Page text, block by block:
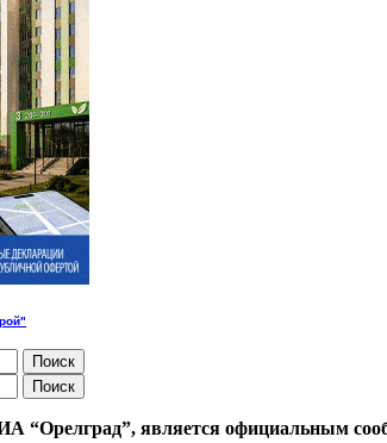
“Орелград”, является официальным